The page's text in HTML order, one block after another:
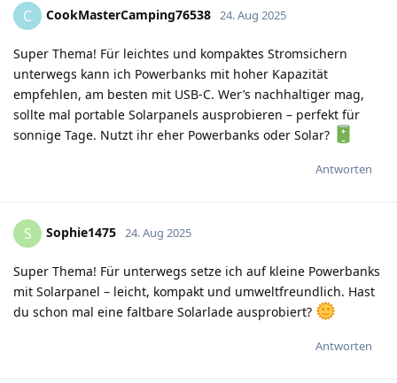
C CookMasterCamping76538 24. Aug 2025
Super Thema! Für leichtes und kompaktes Stromsichern
unterwegs kann ich Powerbanks mit hoher Kapazität
empfehlen, am besten mit USB-C. Wer’s nachhaltiger mag,
sollte mal portable Solarpanels ausprobieren – perfekt für
sonnige Tage. Nutzt ihr eher Powerbanks oder Solar?
Antworten
S Sophie1475 24. Aug 2025
Super Thema! Für unterwegs setze ich auf kleine Powerbanks
mit Solarpanel – leicht, kompakt und umweltfreundlich. Hast
du schon mal eine faltbare Solarlade ausprobiert?
Antworten